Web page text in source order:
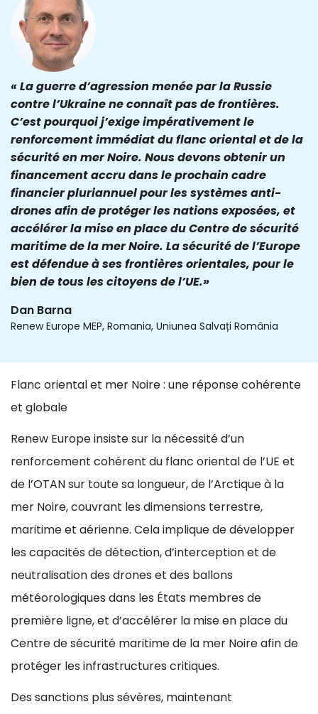
« La guerre d’agression menée par la Russie
contre l’Ukraine ne connaît pas de frontières.
C’est pourquoi j’exige impérativement le
renforcement immédiat du flanc oriental et de la
sécurité en mer Noire. Nous devons obtenir un
financement accru dans le prochain cadre
financier pluriannuel pour les systèmes anti-
drones afin de protéger les nations exposées, et
accélérer la mise en place du Centre de sécurité
maritime de la mer Noire. La sécurité de l’Europe
est défendue à ses frontières orientales, pour le
bien de tous les citoyens de l’UE.»
Dan Barna
Renew Europe MEP, Romania, Uniunea Salvați România
Flanc oriental et mer Noire : une réponse cohérente
et globale
Renew Europe insiste sur la nécessité d’un
renforcement cohérent du flanc oriental de l’UE et
de l’OTAN sur toute sa longueur, de l’Arctique à la
mer Noire, couvrant les dimensions terrestre,
maritime et aérienne. Cela implique de développer
les capacités de détection, d’interception et de
neutralisation des drones et des ballons
météorologiques dans les États membres de
première ligne, et d’accélérer la mise en place du
Centre de sécurité maritime de la mer Noire afin de
protéger les infrastructures critiques.
Des sanctions plus sévères, maintenant